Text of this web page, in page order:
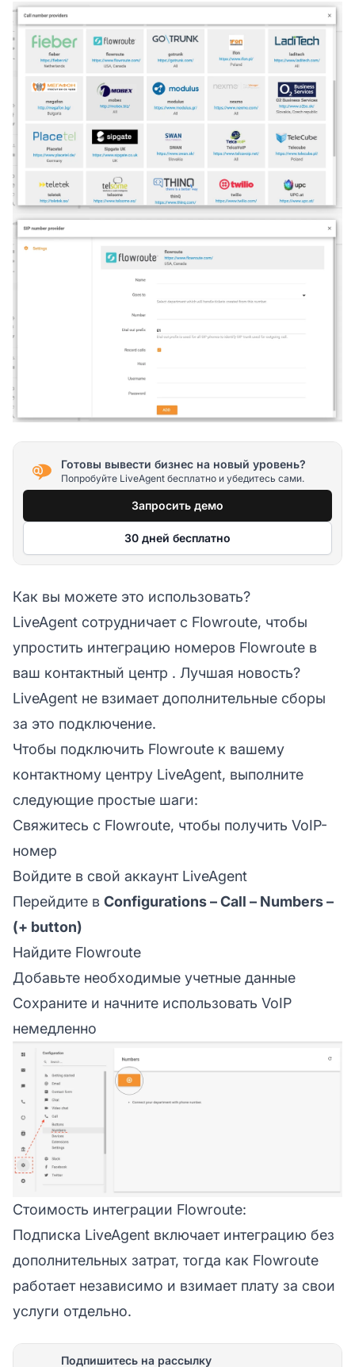
Готовы вывести бизнес на новый уровень?
Попробуйте LiveAgent бесплатно и убедитесь сами.
Запросить демо
30 дней бесплатно
Как вы можете это использовать?
LiveAgent сотрудничает с Flowroute, чтобы
упростить интеграцию номеров Flowroute в
ваш контактный центр . Лучшая новость?
LiveAgent не взимает дополнительные сборы
за это подключение.
Чтобы подключить Flowroute к вашему
контактному центру LiveAgent, выполните
следующие простые шаги:
Свяжитесь с Flowroute, чтобы получить VoIP-
номер
Войдите в свой аккаунт LiveAgent
Перейдите в Configurations – Call – Numbers –
(+ button)
Найдите Flowroute
Добавьте необходимые учетные данные
Сохраните и начните использовать VoIP
немедленно
Стоимость интеграции Flowroute:
Подписка LiveAgent включает интеграцию без
дополнительных затрат, тогда как Flowroute
работает независимо и взимает плату за свои
услуги отдельно.
Подпишитесь на рассылку